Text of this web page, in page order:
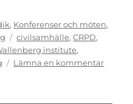
, Konferenser och möten,
Etiketter
civilsamhälle,CRPD,
institute,
Lämna en kommentartill